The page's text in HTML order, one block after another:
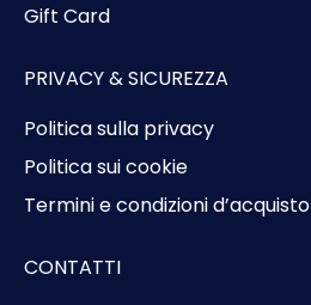
Gift Card
PRIVACY & SICUREZZA
Politica sulla privacy
Politica sui cookie
Termini e condizioni d’acquisto
CONTATTI